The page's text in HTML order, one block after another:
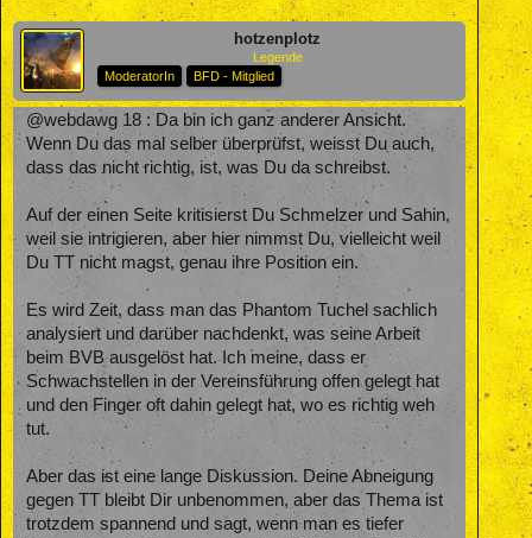
hotzenplotz
Legende
ModeratorIn
BFD - Mitglied
@webdawg 18 : Da bin ich ganz anderer Ansicht.
Wenn Du das mal selber überprüfst, weisst Du auch,
dass das nicht richtig, ist, was Du da schreibst.
Auf der einen Seite kritisierst Du Schmelzer und Sahin,
weil sie intrigieren, aber hier nimmst Du, vielleicht weil
Du TT nicht magst, genau ihre Position ein.
Es wird Zeit, dass man das Phantom Tuchel sachlich
analysiert und darüber nachdenkt, was seine Arbeit
beim BVB ausgelöst hat. Ich meine, dass er
Schwachstellen in der Vereinsführung offen gelegt hat
und den Finger oft dahin gelegt hat, wo es richtig weh
tut.
Aber das ist eine lange Diskussion. Deine Abneigung
gegen TT bleibt Dir unbenommen, aber das Thema ist
trotzdem spannend und sagt, wenn man es tiefer